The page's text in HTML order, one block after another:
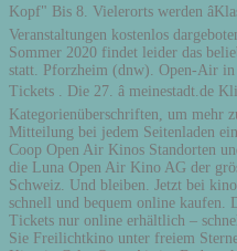
Kopf" Bis 8. Vielerorts werden
Veranstaltungen kostenlos
Sommer 2020 findet leider das
statt. Pforzheim (dnw). Open-Air
Tickets . Die 27. â meinestadt.de
Kategorienüberschriften, um mehr
Mitteilung bei jedem Seitenladen
Coop Open Air Kinos Standorten
die Luna Open Air Kino AG der
Schweiz. Und bleiben. Jetzt bei
schnell und bequem online kaufen.
Tickets nur online erhältlich –
Sie Freilichtkino unter freiem